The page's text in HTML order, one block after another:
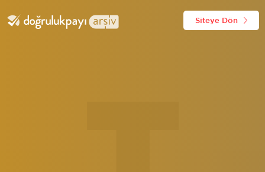
Siteye Dön